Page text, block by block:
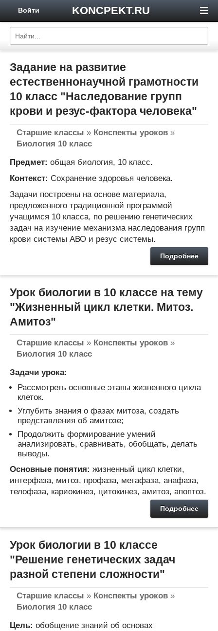
KONCPEKT.RU
Войти
Задание на развитие
естественнонаучной грамотности
10 класс "Наследование групп
крови и резус-фактора человека"
Старшие классы » Конспекты уроков »
Биология 10 класс
Предмет: общая биология, 10 класс.
Контекст: Сохранение здоровья человека.
Задачи построены на основе материала,
предложенного традиционной программой
учащимся 10 класса, по решению генетических
задач на изучение механизма наследования групп
крови системы АВО и резус системы.
Подробнее
Урок биологии в 10 классе на тему
"Жизненный цикл клетки. Митоз.
Амитоз"
Старшие классы » Конспекты уроков »
Биология 10 класс
Задачи урока:
Рассмотреть основные этапы жизненного цикла
клеток.
Углубить знания о фазах митоза, создать
представления об амитозе;
Продолжить формирование умений
анализировать, сравнивать, обобщать, делать
выводы.
Основные понятия: жизненный цикл клетки,
интерфаза, митоз, профаза, метафаза, анафаза,
телофаза, кариокинез, цитокинез, амитоз, апоптоз.
Подробнее
Урок биологии в 10 классе
"Решение генетических задач
разной степени сложности"
Старшие классы » Конспекты уроков »
Биология 10 класс
Цель: обобщение знаний об основах